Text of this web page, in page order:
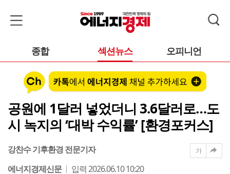
종합 섹션뉴스 오피니언
공원에 1달러 넣었더니 3.6달러로…도
시 녹지의 ‘대박 수익률’ [환경포커스]
강찬수 기후환경 전문기자
에너지경제신문
입력 2026.06.10 10:20
가